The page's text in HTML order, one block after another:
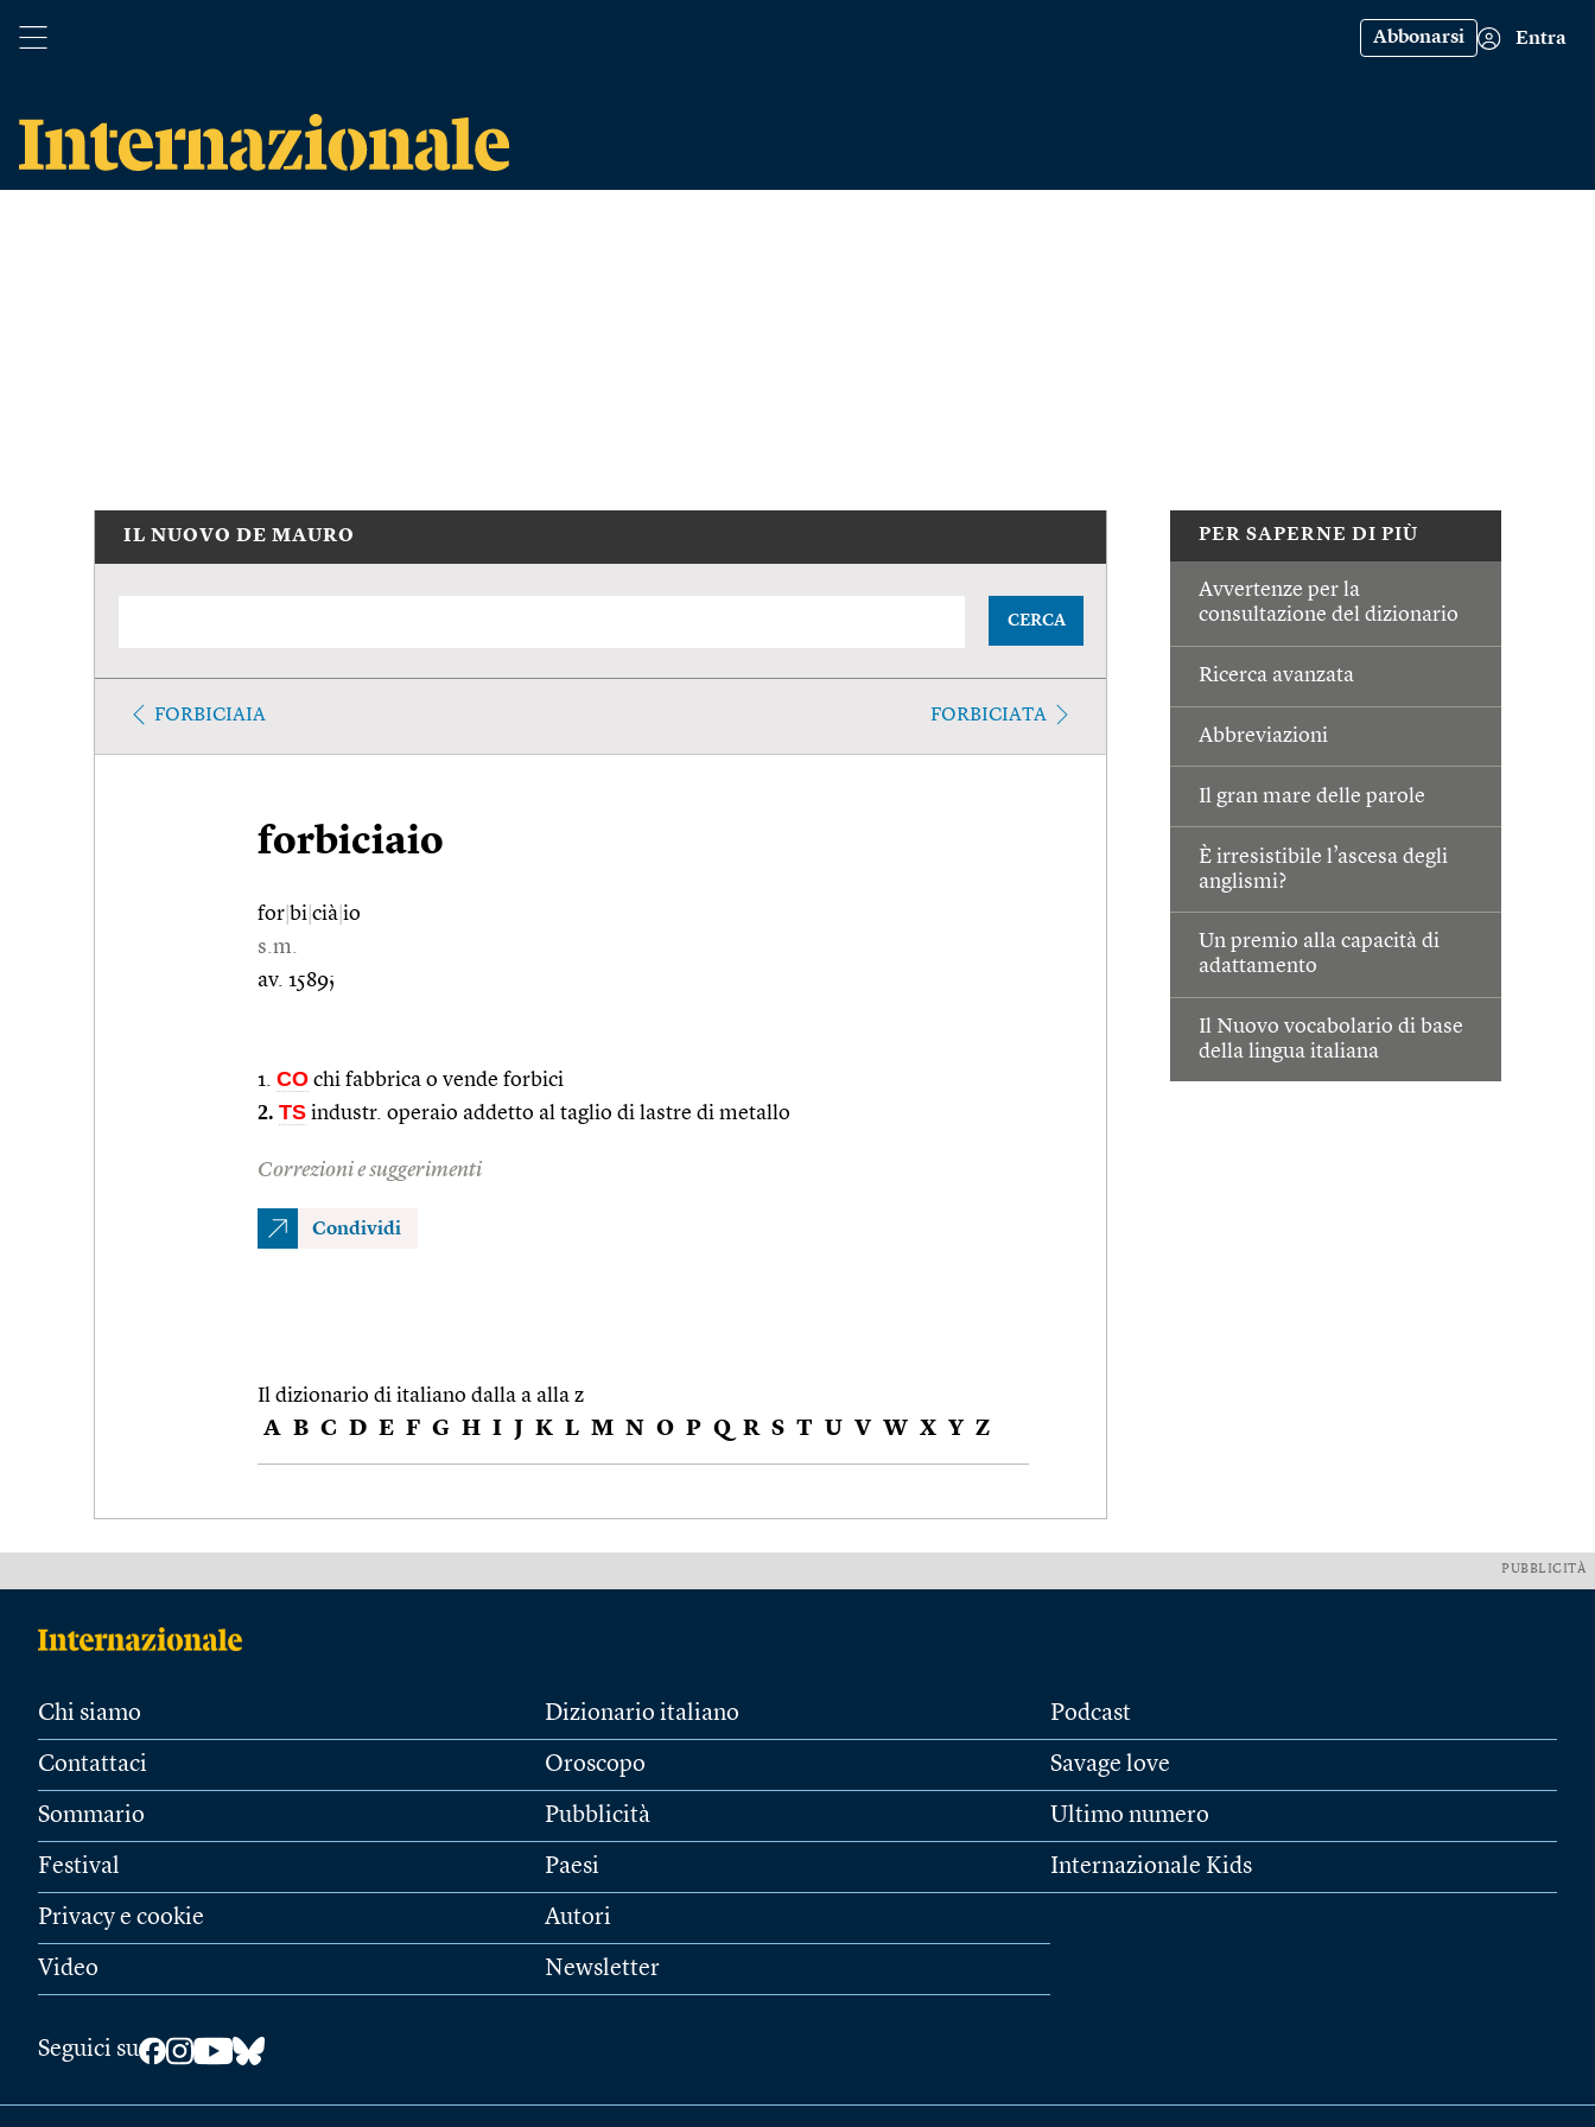
Abbonarsi Entra
PER SAPERNE DI PIÙ
Avvertenze per la
consultazione del dizionario
Ricerca avanzata
Abbreviazioni
Il gran mare delle parole
È irresistibile l’ascesa degli
anglismi?
Un premio alla capacità di
adattamento
Il Nuovo vocabolario di base
della lingua italiana
IL NUOVO DE MAURO
CERCA
FORBICIAIA FORBICIATA
forbiciaio
for bi cià io
s.m.
av. 1589;
1. CO chi fabbrica o vende forbici
2. TS industr. operaio addetto al taglio di lastre di metallo
Correzioni e suggerimenti
Condividi
Il dizionario di italiano dalla a alla z
A B C D E F G H I J K L M N O P Q R S T U V W X Y Z
PUBBLICITÀ
Chi siamo
Contattaci
Sommario
Festival
Privacy e cookie
Video
Dizionario italiano
Oroscopo
Pubblicità
Paesi
Autori
Newsletter
Podcast
Savage love
Ultimo numero
Internazionale Kids
Seguici su